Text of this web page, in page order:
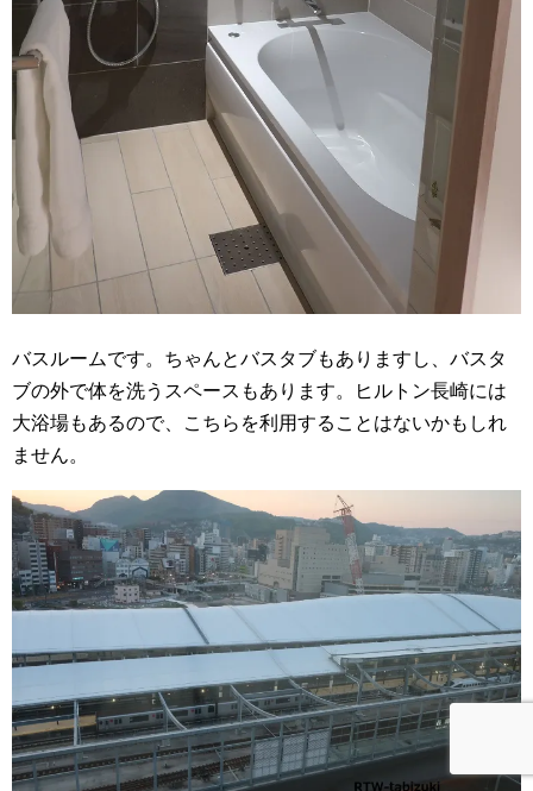
バスルームです。ちゃんとバスタブもありますし、バスタ
ブの外で体を洗うスペースもあります。ヒルトン長崎には
大浴場もあるので、こちらを利用することはないかもしれ
ません。